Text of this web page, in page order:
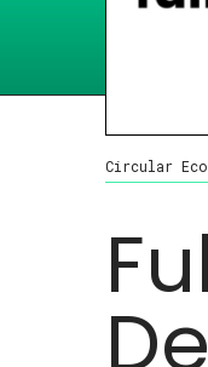
Circular